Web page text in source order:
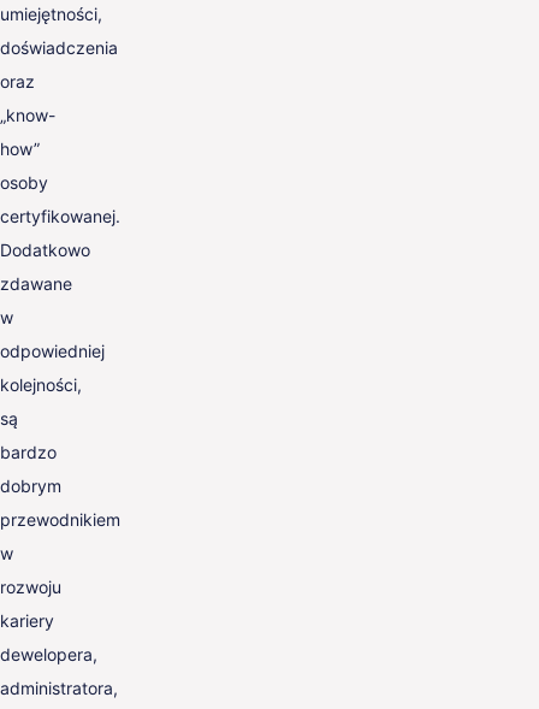
umiejętności,
doświadczenia
oraz
„know-
how”
osoby
certyfikowanej.
Dodatkowo
zdawane
w
odpowiedniej
kolejności,
są
bardzo
dobrym
przewodnikiem
w
rozwoju
kariery
dewelopera,
administratora,